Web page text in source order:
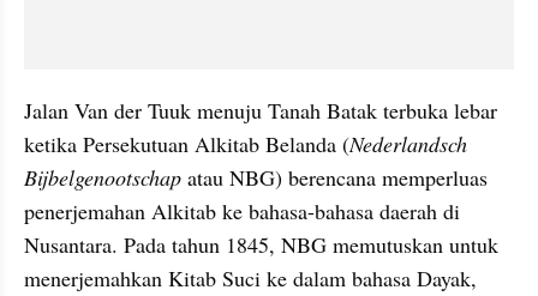
Jalan Van der Tuuk menuju Tanah Batak terbuka lebar
ketika Persekutuan Alkitab Belanda (Nederlandsch
Bijbelgenootschap atau NBG) berencana memperluas
penerjemahan Alkitab ke bahasa-bahasa daerah di
Nusantara. Pada tahun 1845, NBG memutuskan untuk
menerjemahkan Kitab Suci ke dalam bahasa Dayak,